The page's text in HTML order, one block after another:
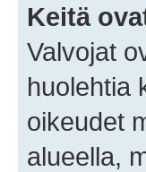
Keitä
Valvojat
huolehtia
oikeudet
alueella,